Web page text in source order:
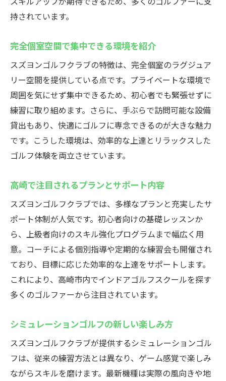
持されています。
完全個室空間で集中できる環境を紹介
スズヨンゴルフクラブの特徴は、完全個室のラグジュア
リー空間を提供している点です。プライベートな環境で
周囲を気にせず集中できるため、初心者でも緊張せずに
練習に取り組めます。さらに、手ぶらで訪問可能な設備
貸出もあり、快適にゴルフに専念できるのが大きな魅力
です。こうした環境は、効率的な上達とリラックスした
ゴルフ体験を両立させています。
高崎で注目されるプランとサポート内容
スズヨンゴルフクラブでは、多様なプランと充実したサ
ポート体制が人気です。初心者向けの基礎レッスンか
ら、上級者向けのスキル強化プログラムまで幅広く用
意。コーチによる個別指導や定期的な練習会も開催され
ており、目標に応じた効率的な上達をサポートします。
これにより、高崎市内でインドアゴルフスクールを探す
多くのゴルファーから注目されています。
シミュレーションゴルフの新しい楽しみ方
スズヨンゴルフクラブが提供するシミュレーションゴル
フは、従来の練習方法とは異なり、ゲーム感覚で楽しみ
ながらスキルを磨けます。最新機種は実際の風向きや地